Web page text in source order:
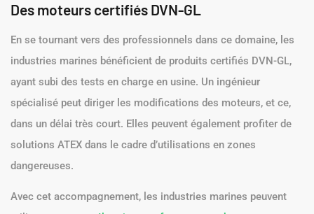
Des moteurs certifiés DVN-GL
En se tournant vers des professionnels dans ce domaine, les
industries marines bénéficient de produits certifiés DVN-GL,
ayant subi des tests en charge en usine. Un ingénieur
spécialisé peut diriger les modifications des moteurs, et ce,
dans un délai très court. Elles peuvent également profiter de
solutions ATEX dans le cadre d’utilisations en zones
dangereuses.
Avec cet accompagnement, les industries marines peuvent